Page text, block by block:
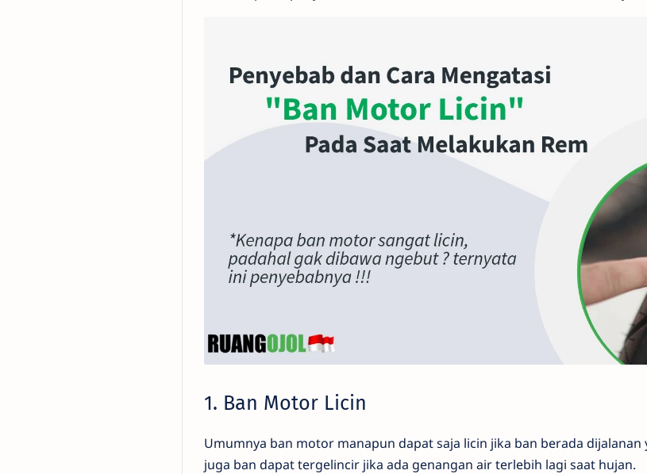
1. Ban Motor Licin
Umumnya ban motor manapun dapat saja licin jika ban berada dijalanan
juga ban dapat tergelincir jika ada genangan air terlebih lagi saat hujan.